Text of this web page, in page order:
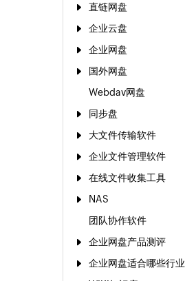
直链网盘
企业云盘
企业网盘
国外网盘
Webdav网盘
同步盘
大文件传输软件
企业文件管理软件
在线文件收集工具
NAS
团队协作软件
企业网盘产品测评
企业网盘适合哪些行业